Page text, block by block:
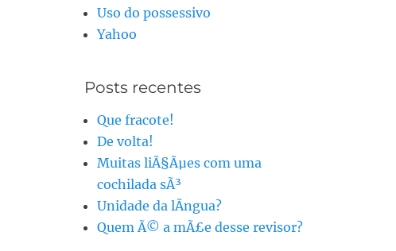
Uso do possessivo
Yahoo
Posts recentes
Que fracote!
De volta!
Muitas liÃ§Ãµes com uma
cochilada sÃ³
Unidade da lÃ­ngua?
Quem Ã© a mÃ£e desse revisor?